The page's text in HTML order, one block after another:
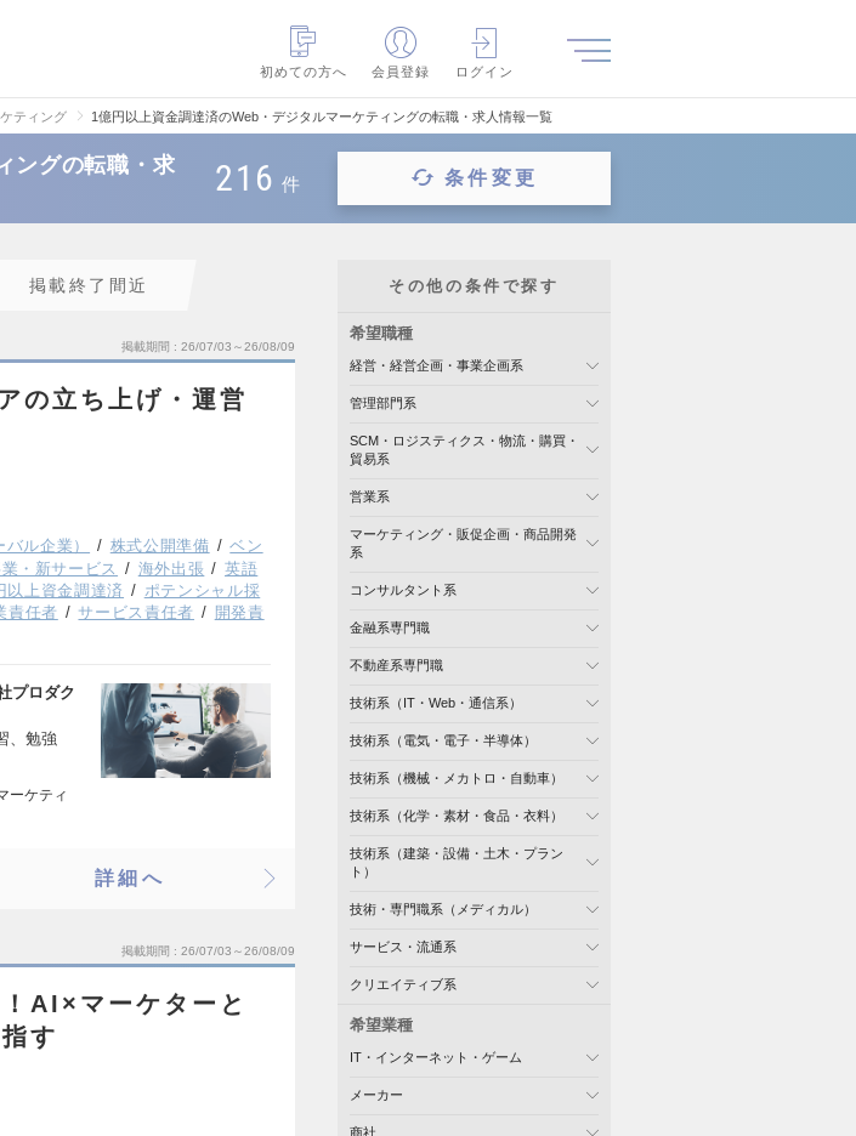
初めての方へ
会員登録 ログイン
ティング 1億円以上資金調達済のWeb・デジタルマーケティングの転職・求人情報一覧
ングの転職・求
216 件 条件変更
掲載終了間近
掲載期間 26/07/03～26/08/09
の立ち上げ・運営
ル企業） 株式公開準備
ベン
・新サービス 海外出張
英語
以上資金調達済
ポテンシャル採
責任者 サービス責任者
開発責
プロダク
、勉強
ーケティ
詳細へ
掲載期間 26/07/03～26/08/09
AI×マーケターと
す
その他の条件で探す
希望職種
経営・経営企画・事業企画系
管理部門系
SCM・ロジスティクス・物流・購買・
貿易系
営業系
マーケティング・販促企画・商品開発
系
コンサルタント系
金融系専門職
不動産系専門職
技術系（IT・Web・通信系）
技術系（電気・電子・半導体）
技術系（機械・メカトロ・自動車）
技術系（化学・素材・食品・衣料）
技術系（建築・設備・土木・プラン
ト）
技術・専門職系（メディカル）
サービス・流通系
クリエイティブ系
希望業種
IT・インターネット・ゲーム
メーカー
商社